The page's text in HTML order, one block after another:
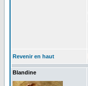
Revenir en haut
Blandine